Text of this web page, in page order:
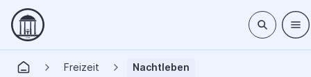
Freizeit Nachtleben